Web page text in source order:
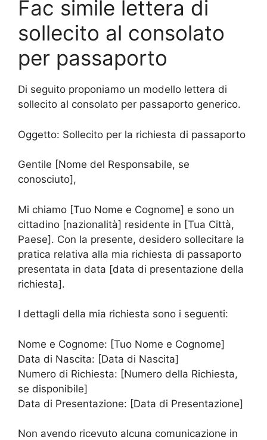
Fac simile lettera di
sollecito al consolato
per passaporto
Di seguito proponiamo un modello lettera di
sollecito al consolato per passaporto generico.
Oggetto: Sollecito per la richiesta di passaporto
Gentile [Nome del Responsabile, se
conosciuto],
Mi chiamo [Tuo Nome e Cognome] e sono un
cittadino [nazionalità] residente in [Tua Città,
Paese]. Con la presente, desidero sollecitare la
pratica relativa alla mia richiesta di passaporto
presentata in data [data di presentazione della
richiesta].
I dettagli della mia richiesta sono i seguenti:
Nome e Cognome: [Tuo Nome e Cognome]
Data di Nascita: [Data di Nascita]
Numero di Richiesta: [Numero della Richiesta,
se disponibile]
Data di Presentazione: [Data di Presentazione]
Non avendo ricevuto alcuna comunicazione in